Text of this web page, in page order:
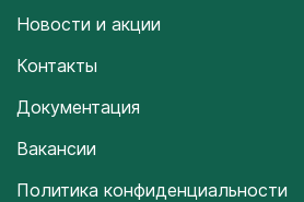
Новости и акции
Контакты
Документация
Вакансии
Политика конфиденциальности